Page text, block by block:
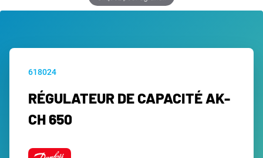
618024
RÉGULATEUR DE CAPACITÉ AK-
CH 650